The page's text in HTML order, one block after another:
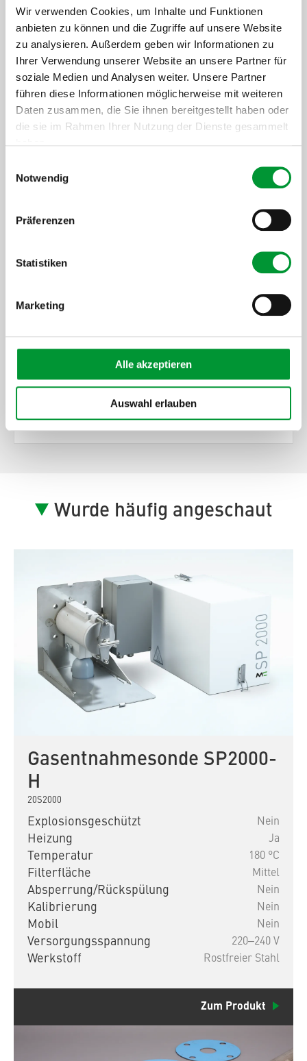
Wir verwenden Cookies, um Inhalte und Funktionen
anbieten zu können und die Zugriffe auf unsere Website
zu analysieren. Außerdem geben wir Informationen zu
Ihrer Verwendung unserer Website an unsere Partner für
soziale Medien und Analysen weiter. Unsere Partner
führen diese Informationen möglicherweise mit weiteren
Daten zusammen, die Sie ihnen bereitgestellt haben oder
die sie im Rahmen Ihrer Nutzung der Dienste gesammelt
Datenschutzerklärung
Notwendig
Präferenzen
Statistiken
Marketing
Alle akzeptieren
Auswahl erlauben
[ProductArea ProductConfigurator
OnlySpareParts]
[ProductArea
ProductConfigurator
Step] 2:
ProductConfigurator
Step] 3:
[ProductArea
ProductConfigurator
Step] 4:
[ProductArea ProductConfigurator
Headline StepFour]
Wurde häufig angeschaut
Gasentnahmesonde SP2000-
H
20S2000
Explosionsgeschützt Nein
Heizung Ja
Temperatur 180 °C
Filterfläche Mittel
Absperrung/Rückspülung Nein
Kalibrierung Nein
Mobil Nein
Versorgungsspannung 220‒240 V
Werkstoff Rostfreier Stahl
Zum Produkt